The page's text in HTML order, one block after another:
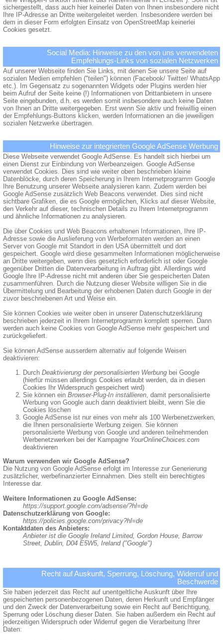
sichergestellt, dass auch hier keinerlei Daten von Ihnen insbesondere nicht
Ihre IP-Adresse an Dritte weitergeleitet werden. Insbesondere werden bei
dem in dieser Form erfolgten Einsatz von OpenStreetMap keinerlei
Cookies gesetzt.
Social Media: Hinweise zu den von uns verwendeten
Empfehlungs-Links von sozialen Netzwerken
Auf unserer Webseite finden Sie Links, mit denen Sie unsere Seite auf
sozialen Medien empfehlen ("teilen") können (Facebook/ Twitter/ WhatsApp
etc.). Im Gegensatz zu sogenannten Widgets oder Plugins werden hier
beim Aufruf der Seite keine (!) Informationen von Drittanbietern in unsere
Seite eingebunden, d.h. es werden somit insbesondere auch keine Daten
von Ihnen an Dritte weitergegeben. Erst wenn Sie aktiv und freiwillig einen
der Empfehlungs-Buttons klicken, werden Informationen an die jeweiligen
sozialen Netzwerke übertragen.
Hinweise zur integrierten Google AdSense Werbung
Diese Webseite verwendet Google AdSense. Es handelt sich hierbei um
einen Dienst zur Einbindung von Werbeanzeigen. Google AdSense
verwendet Cookies. Dies sind wie weiter oben beschrieben kleine
Datenblöcke, durch deren Speicherung in Ihrem Internetprogramm Google
Ihre Benutzung unserer Webseite analysieren kann. Zudem werden bei
Google AdSense zusätzlich Web Beacons verwendet. Dies sind nicht
sichtbare Grafiken, die es Google ermöglichen, Klicks auf dieser Website,
den Verkehr auf dieser, technischen Details zu Ihrem Internetprogramm
und ähnliche Informationen zu analysieren.
Die über Cookies und Web Beacons erhaltenen Informationen, Ihre IP-
Adresse sowie die Auslieferung von Werbeformaten werden an einen
Server von Google mit Standort in den USA übermittelt und dort
gespeichert. Google wird diese gesammelten Informationen möglicherweise
an Dritte weitergeben, wenn dies gesetzlich erforderlich ist oder Google
gegenüber Dritten die Datenverarbeitung in Auftrag gibt. Allerdings wird
Google Ihre IP-Adresse nicht mit anderen über Sie gespeicherten Daten
zusammenführen. Durch die Nutzung dieser Website willigen Sie in die
Übermittelung und Bearbeitung der erhobenen Daten durch Google in der
zuvor beschriebenen Art und Weise ein.
Sie können Cookies wie weiter oben in unserer Datenschutzerklärung
beschrieben jederzeit in Ihrem Internetprogramm komplett sperren. Dann
werden auch keine Cookies von Google AdSense mehr gespeichert und
zurückgeliefert.
Sie können AdSense ausserdem alternativ auf folgende Weisen
deaktivieren:
Durch Deaktivierung der personalisierten Werbung bei Google
(hierfür müssen allerdings Cookies erlaubt werden, da in diesen
Cookies Ihr Widerspruch gespeichert wird)
Sie können ein Browser-Plug-In installieren , damit personalisierte
Werbung von Google auch dann deaktiviert bleibt, wenn Sie die
Cookies löschen
Google AdSense ist nur eines von mehr als 100 Werbenetzwerken,
die Ihnen personalisierte Werbung zeigen. Sie können
personalisierte Werbung von Google und anderen teilnehmenden
Werbenetzwerken bei der Kampagne YourOnlineChoices.com
deaktivieren
Warum verwenden wir Google AdSense?
Die Nutzung von Google AdSense erfolgt im Interesse zur Generierung
zusätzlicher, werbefinanzierter Einnahmen. Dies stellt ein berechtigtes
Interesse dar.
Weitere Informationen zu Google AdSense:
https://support.google.com/adsense/?hl=de
Datenschutzerklärung von Google:
https://policies.google.com/privacy?hl=de
Kontaktdaten des Anbieters:
Anbieter ist die Google Ireland Limited, Gordon House, Barrow
Street, Dublin, D04 E5W5, Ireland ("Google")
Recht auf Auskunft, Sperrung, Löschung, Widerruf und
Beschwerde
Sie haben jederzeit das Recht auf unentgeltliche Auskunft über Ihre
gespeicherten personenbezogenen Daten, deren Herkunft und Empfänger
und den Zweck der Datenverarbeitung sowie ein Recht auf Berichtigung,
Sperrung oder Löschung dieser Daten. Sie haben außerdem ein Recht auf
jederzeitigen Widerspruch oder Widerruf gegen die Verarbeitung Ihrer
Daten: